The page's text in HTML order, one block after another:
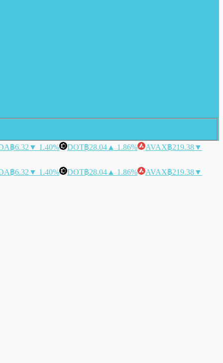
฿6.32 ▼ 1.40% DOT฿28.04 ▲ 1.86% AVAX฿219.38▼
฿6.32 ▼ 1.40% DOT฿28.04 ▲ 1.86% AVAX฿219.38▼